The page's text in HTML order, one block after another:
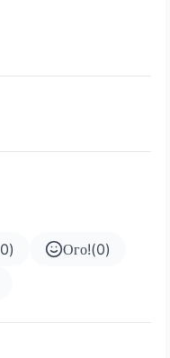
0) Ого!(0)